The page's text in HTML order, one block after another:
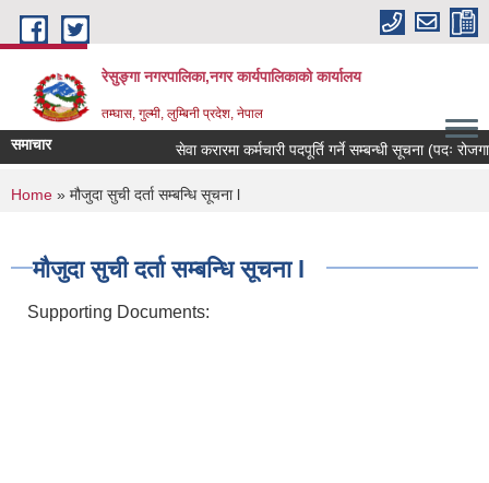
Skip to main content
रेसुङ्गा नगरपालिका,नगर कार्यपालिकाको कार्यालय
तम्घास, गुल्मी, लुम्बिनी प्रदेश, नेपाल
समाचार सेवा करारमा कर्मचारी पदपूर्ति गर्ने सम्बन्धी सूचना (पदः रोजगार
You are here
Home » मौजुदा सुची दर्ता सम्बन्धि सूचना l
मौजुदा सुची दर्ता सम्बन्धि सूचना l
Supporting Documents: